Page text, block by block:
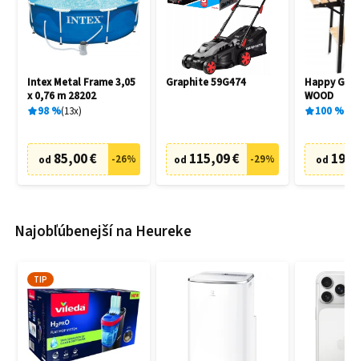
Intex Metal Frame 3,05
x 0,76 m 28202
98% 13x
od 85,00 € -26%
Graphite 59G474
od 115,09 € -29%
Happy
WOOD
100%
od
Najobľúbenejší na Heureke
TIP